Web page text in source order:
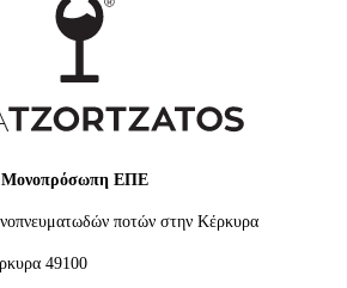
Μονοπρόσωπη ΕΠΕ
ποτών στην Κέρκυρα
49100